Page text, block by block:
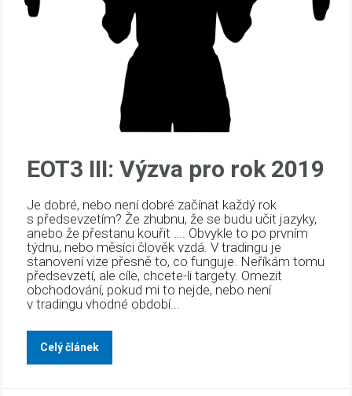
EOT3 III: Výzva pro rok 2019
Je dobré, nebo není dobré začínat každý rok
s předsevzetím? Že zhubnu, že se budu učit jazyky,
anebo že přestanu kouřit …. Obvykle to po prvním
týdnu, nebo měsíci člověk vzdá. V tradingu je
stanovení vize přesně to, co funguje. Neříkám tomu
předsevzetí, ale cíle, chcete-li targety. Omezit
obchodování, pokud mi to nejde, nebo není
v tradingu vhodné období...
Celý článek